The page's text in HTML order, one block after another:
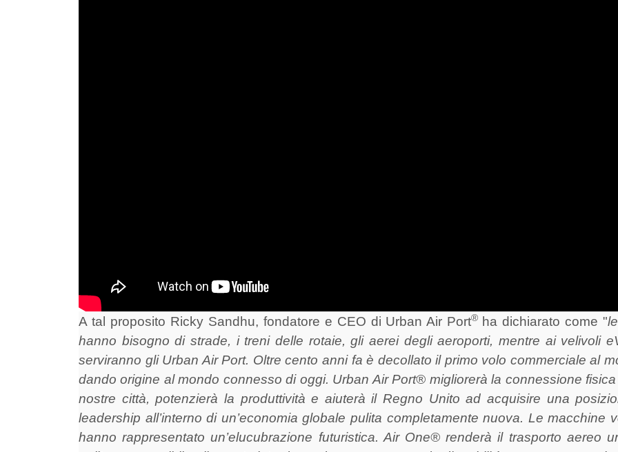
A tal proposito Ricky Sandhu, fondatore e CEO di Urban Air Port® ha dichiarato come "
hanno bisogno di strade, i treni delle rotaie, gli aerei degli aeroporti, mentre ai velivoli
serviranno gli Urban Air Port. Oltre cento anni fa è decollato il primo volo commerciale al
dando origine al mondo connesso di oggi. Urban Air Port® migliorerà la connessione fisica
nostre città, potenzierà la produttività e aiuterà il Regno Unito ad acquisire una
leadership all’interno di un’economia globale pulita completamente nuova. Le macchine
hanno rappresentato un’elucubrazione futuristica. Air One® renderà il trasporto aereo